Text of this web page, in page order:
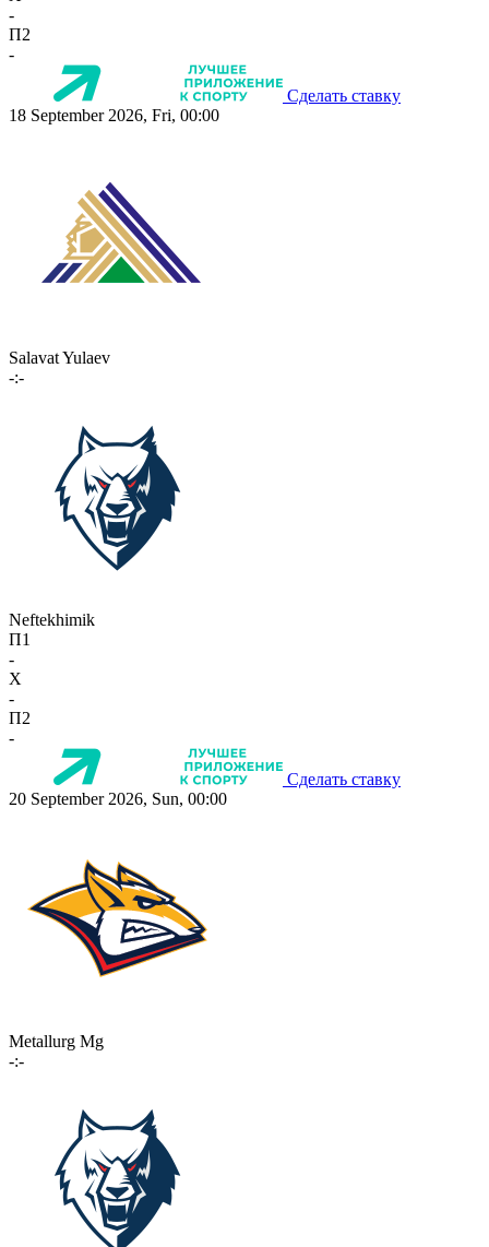
-
П2
-
Сделать ставку
18 September 2026, Fri, 00:00
Salavat Yulaev
-:-
Neftekhimik
П1
-
X
-
П2
-
Сделать ставку
20 September 2026, Sun, 00:00
Metallurg Mg
-:-